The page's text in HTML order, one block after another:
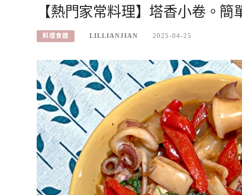
【熱門家常料理】塔香小卷。
料理食譜 LILLIANJIAN 2025-04-25